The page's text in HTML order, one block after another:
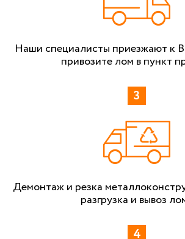
Наши специалисты приезжают к
привозите лом в пункт
Демонтаж и резка
разгрузка и вывоз